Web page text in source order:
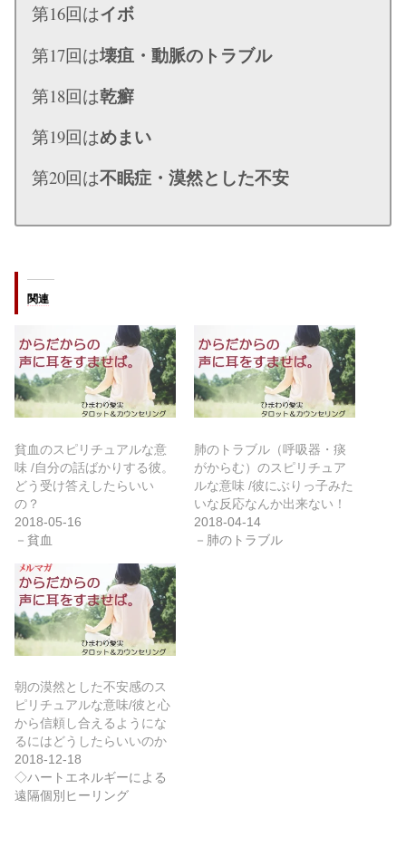
第16回はイボ
第17回は壊疽・動脈のトラブル
第18回は乾癬
第19回はめまい
第20回は不眠症・漠然とした不安
関連
貧血のスピリチュアルな意
味 /自分の話ばかりする彼。
どう受け答えしたらいい
の？
2018-05-16
－貧血
肺のトラブル（呼吸器・痰
がからむ）のスピリチュア
ルな意味 /彼にぶりっ子みた
いな反応なんか出来ない！
2018-04-14
－肺のトラブル
朝の漠然とした不安感のス
ピリチュアルな意味/彼と心
から信頼し合えるようにな
るにはどうしたらいいのか
2018-12-18
◇ハートエネルギーによる
遠隔個別ヒーリング